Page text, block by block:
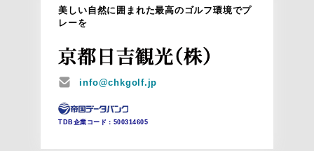
美しい自然に囲まれた最高のゴルフ環境でプ
レーを
MAIL
info@chkgolf.jp
TDB企業コード： 500314605